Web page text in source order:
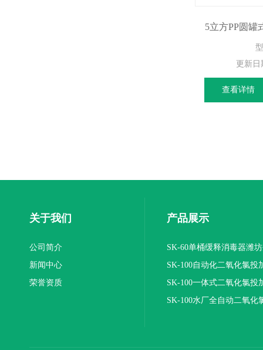
5立方PP圆罐
更新日
查看详情
关于我们
公司简介
新闻中心
荣誉资质
产品展示
SK-60单桶缓释消毒器潍
SK-100自动化二氧化氯投
装置
SK-100一体式二氧化氯投
报价
SK-100水厂全自动二氧化